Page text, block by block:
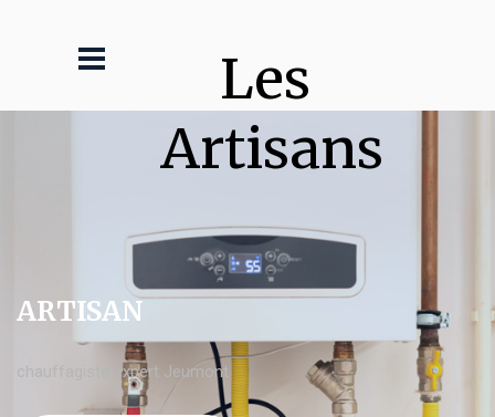
Les
Artisans
ARTISAN
chauffagiste expert Jeumont